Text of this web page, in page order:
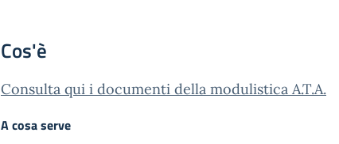
Cos'è
Consulta qui i documenti della modulistica A.T.A.
A cosa serve